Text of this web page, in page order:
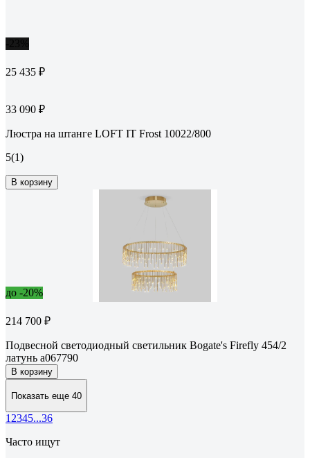
25 435 ₽
33 090 ₽
Люстра на штанге LOFT IT Frost 10022/800
5(1)
В корзину
до -20%
214 700 ₽
Подвесной светодиодный светильник Bogate's Firefly 454/2
латунь a067790
В корзину
Показать еще 40
1 2345...36
Часто ищут